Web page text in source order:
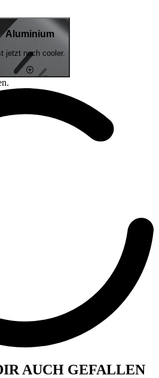
Aluminium
jetzt noch cooler.
AUCH GEFALLEN